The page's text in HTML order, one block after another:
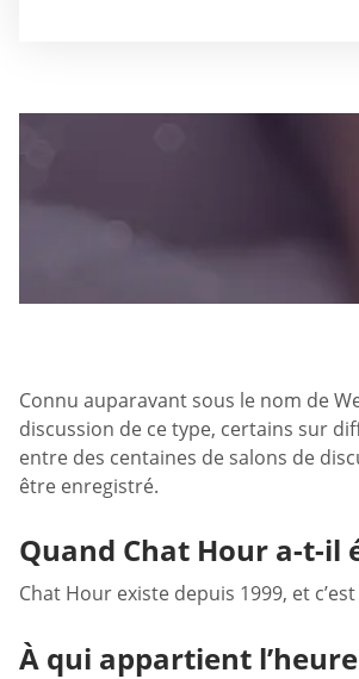
Connu auparavant sous le nom de
discussion de ce type, certains sur
entre des centaines de salons de
être enregistré.
Quand Chat Hour a-t-il
Chat Hour existe depuis 1999, et
À qui appartient